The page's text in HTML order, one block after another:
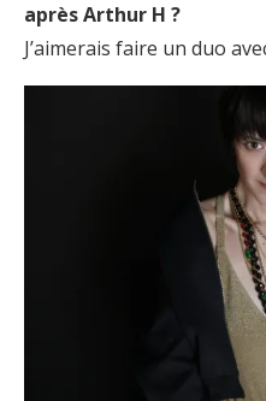
après Arthur H ?
J’aimerais faire un duo